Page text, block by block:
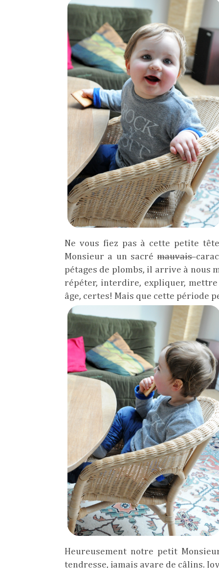
Ne vous fiez pas à cette petite
Monsieur a un sacrémauvais
pétages de plombs, il arrive à nous
répéter, interdire, expliquer,
âge, certes! Mais que cette période
Heureusement notre petit
tendresse, jamais avare de câlins.